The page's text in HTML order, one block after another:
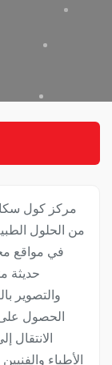
مركز كول سكان
من الحلول
في مواقع
حديثة
والتصوير
الحصول
الأطباء